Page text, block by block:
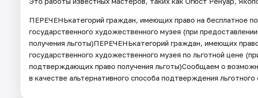
ПЕРЕЧЕНЬкатегорий граждан, имеющих право на бесплатное
государственного художественного музея (при
получения льготы)ПЕРЕЧЕНЬкатегорий граждан, имеющих
государственного художественного музея по льготной цене
подтверждающих право получения льготы)Сообщаем о
в качестве альтернативного способа подтверждения льготного